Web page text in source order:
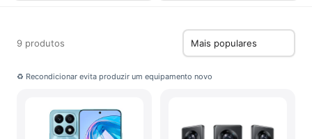
9 produtos
♻ Recondicionar evita produzir um equipamento novo